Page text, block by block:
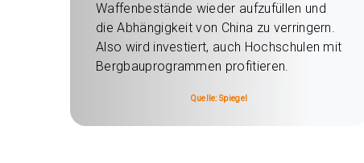
Waffenbestände wieder aufzufüllen und
die ​Abhängigkeit von China zu verringern.
Also wird investiert, auch Hochschulen mit
Bergbauprogrammen profitieren.
Quelle: Spiegel